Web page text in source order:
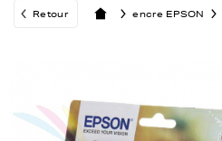
Retour encre EPSON